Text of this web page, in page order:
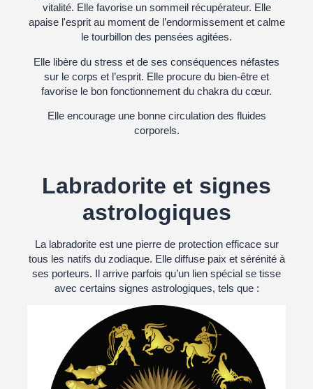
vitalité. Elle favorise un sommeil récupérateur. Elle
apaise l'esprit au moment de l’endormissement et calme
le tourbillon des pensées agitées.
Elle libère du stress et de ses conséquences néfastes
sur le corps et l’esprit. Elle procure du bien-être et
favorise le bon fonctionnement du chakra du cœur.
Elle encourage une bonne circulation des fluides
corporels.
Labradorite et signes
astrologiques
La labradorite est une pierre de protection efficace sur
tous les natifs du zodiaque. Elle diffuse paix et sérénité à
ses porteurs. Il arrive parfois qu’un lien spécial se tisse
avec certains signes astrologiques, tels que :